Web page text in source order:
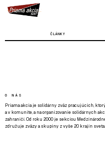
ČLÁNKY
O NÁS
Priama akcia je solidárny zväz pracujúcich,
a v komunite, a na organizovanie solidárnych
zahraničí. Od roku 2000 je sekciou
združuje zväzy a skupiny z vyše 20 krajín sveta.